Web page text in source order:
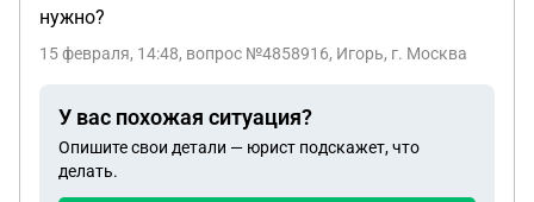
нужно?
15 февраля, 14:48, вопрос №4858916, Игорь, г. Москва
У вас похожая ситуация?
Опишите свои детали — юрист подскажет, что
делать.